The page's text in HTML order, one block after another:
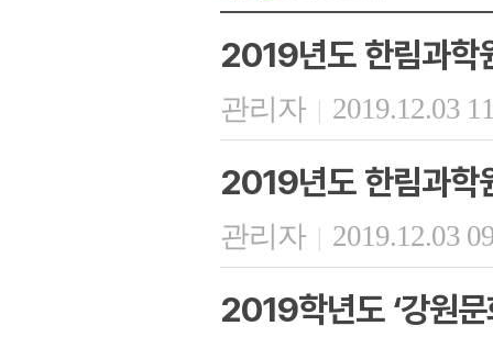
2019년도 한림과학
관리자 | 2019.12.03
2019년도 한림과학
관리자 | 2019.12.03
2019학년도 ‘강원